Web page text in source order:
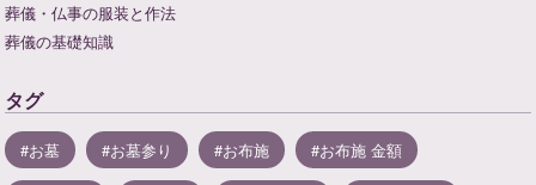
葬儀・仏事の服装と作法
葬儀の基礎知識
タグ
お墓 お墓参り お布施 お布施 金額